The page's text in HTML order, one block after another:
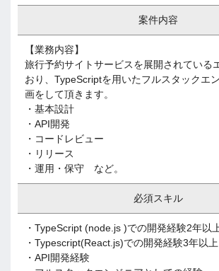
案件内容
【業務内容】
旅行予約サイトサービスを展開されている
おり、TypeScriptを用いたフルスタックエ
画をして頂きます。
・基本設計
・API開発
・コードレビュー
・リリース
・運用・保守 など。
必須スキル
・TypeScript (node.js )での開発経験2年以
・Typescript(React.js)での開発経験3年以上
・API開発経験